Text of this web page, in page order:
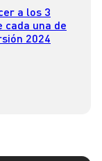
a los 3
cada una de
2024